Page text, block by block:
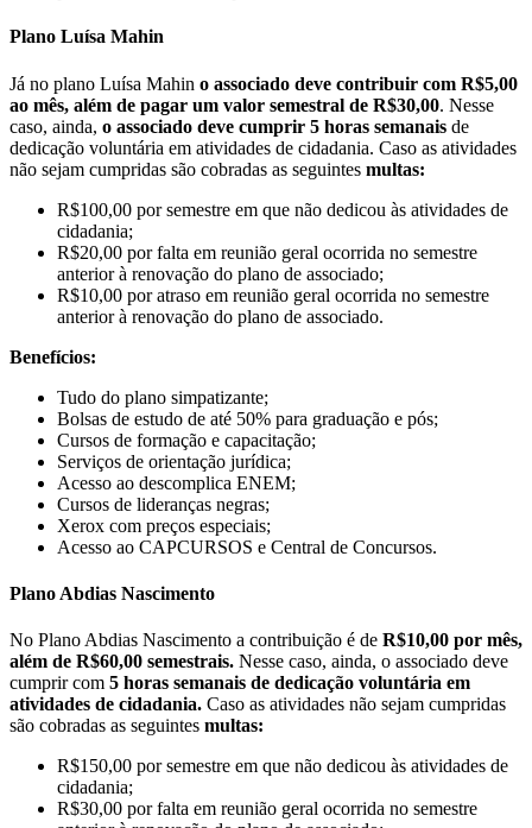
Plano Luísa Mahin
Já no plano Luísa Mahin o associado deve contribuir com R$5,00
ao mês, além de pagar um valor semestral de R$30,00. Nesse
caso, ainda, o associado deve cumprir 5 horas semanais de
dedicação voluntária em atividades de cidadania. Caso as atividades
não sejam cumpridas são cobradas as seguintes multas:
R$100,00 por semestre em que não dedicou às atividades de
cidadania;
R$20,00 por falta em reunião geral ocorrida no semestre
anterior à renovação do plano de associado;
R$10,00 por atraso em reunião geral ocorrida no semestre
anterior à renovação do plano de associado.
Benefícios:
Tudo do plano simpatizante;
Bolsas de estudo de até 50% para graduação e pós;
Cursos de formação e capacitação;
Serviços de orientação jurídica;
Acesso ao descomplica ENEM;
Cursos de lideranças negras;
Xerox com preços especiais;
Acesso ao CAPCURSOS e Central de Concursos.
Plano Abdias Nascimento
No Plano Abdias Nascimento a contribuição é de R$10,00 por mês,
além de R$60,00 semestrais. Nesse caso, ainda, o associado deve
cumprir com 5 horas semanais de dedicação voluntária em
atividades de cidadania. Caso as atividades não sejam cumpridas
são cobradas as seguintes multas:
R$150,00 por semestre em que não dedicou às atividades de
cidadania;
R$30,00 por falta em reunião geral ocorrida no semestre